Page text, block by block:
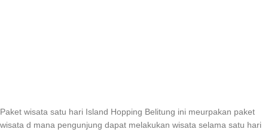
Paket wisata satu hari Island Hopping Belitung ini meurpakan paket
wisata d mana pengunjung dapat melakukan wisata selama satu hari